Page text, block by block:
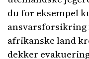
du for eksempel
afrikanske land
dekker